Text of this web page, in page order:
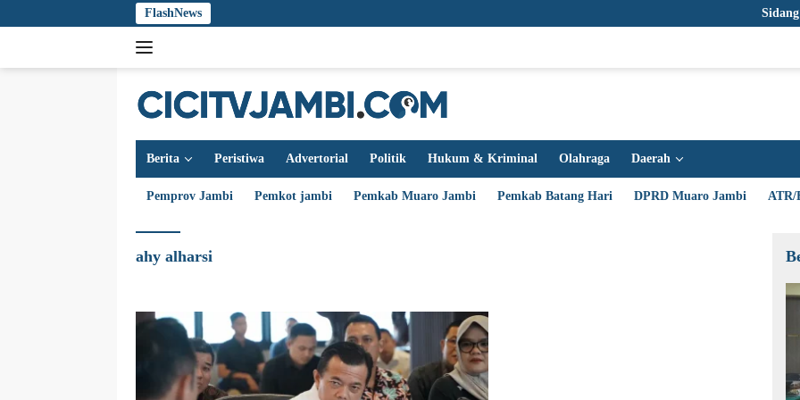
ke
FlashNews Sidang Korupsi
Berita Peristiwa Advertorial Politik Hukum & Kriminal Olahraga Daerah
Pemprov Jambi Pemkot jambi Pemkab Muaro Jambi Pemkab Batang Hari DPRD Muaro Jambi ATR/
ahy alharsi